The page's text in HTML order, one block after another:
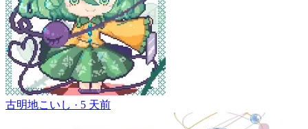
古明地こいし · 5 天前